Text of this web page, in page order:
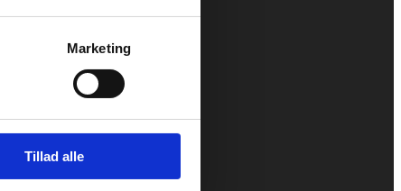
Marketing
Tillad alle